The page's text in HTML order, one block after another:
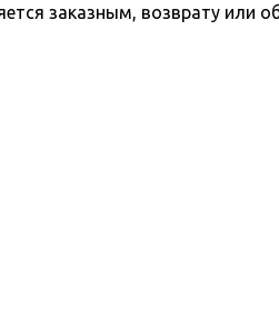
заказным, возврату или